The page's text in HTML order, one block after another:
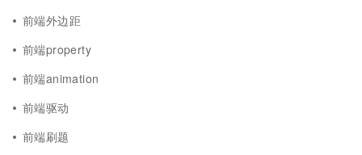
前端外边距
前端property
前端animation
前端驱动
前端刷题